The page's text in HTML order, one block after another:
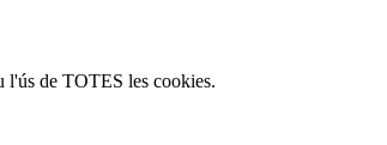
l'ús de TOTES les cookies.